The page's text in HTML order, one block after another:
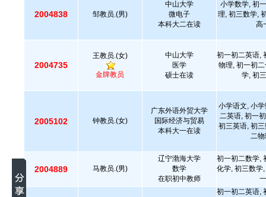
2004838 邹教员.(男)
中山大学
微电子
本科大二在读
小学数学, 初
理, 初三数学,
高
2004735
王教员.(女)
金牌教员
中山大学
医学
硕士在读
初一初二英语,
物理, 初一初
学, 初
2005102 钟教员.(女)
广东外语外贸大学
国际经济与贸易
本科大一在读
小学语文, 小
二英语, 初一
初三英语, 初
二
2004889 马教员.(男)
辽宁渤海大学
数学
在职初中教师
初一初二数学,
化学, 初三数学
初一初二英语,